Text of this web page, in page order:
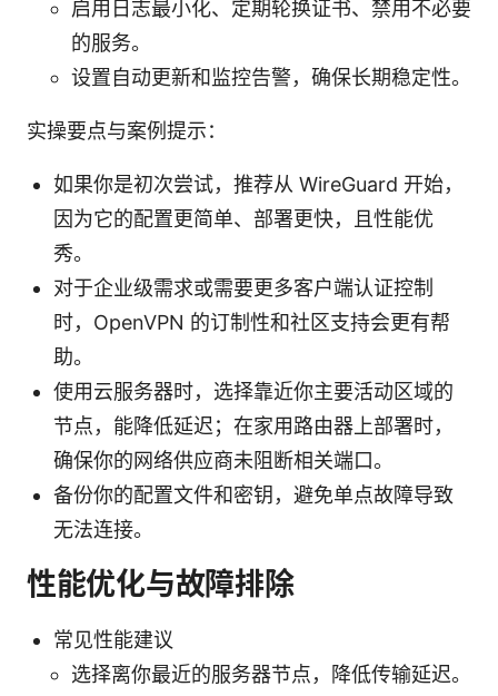
启用日志最小化、定期轮换证书、禁用不必要
的服务。
设置自动更新和监控告警，确保长期稳定性。
实操要点与案例提示：
如果你是初次尝试，推荐从 WireGuard 开始，
因为它的配置更简单、部署更快，且性能优
秀。
对于企业级需求或需要更多客户端认证控制
时，OpenVPN 的订制性和社区支持会更有帮
助。
使用云服务器时，选择靠近你主要活动区域的
节点，能降低延迟；在家用路由器上部署时，
确保你的网络供应商未阻断相关端口。
备份你的配置文件和密钥，避免单点故障导致
无法连接。
性能优化与故障排除
常见性能建议
选择离你最近的服务器节点，降低传输延迟。